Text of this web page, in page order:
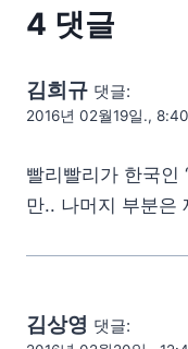
4 댓글
김희규 댓글:
2016년 02월19일.,
빨리빨리가 한국인
만.. 나머지 부분은
김상영 댓글: